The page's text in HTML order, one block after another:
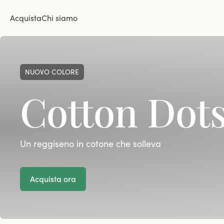
AcquistaChi siamo
NUOVO COLORE
Cotton
Un reggiseno in cotone che solleva
Acquista ora